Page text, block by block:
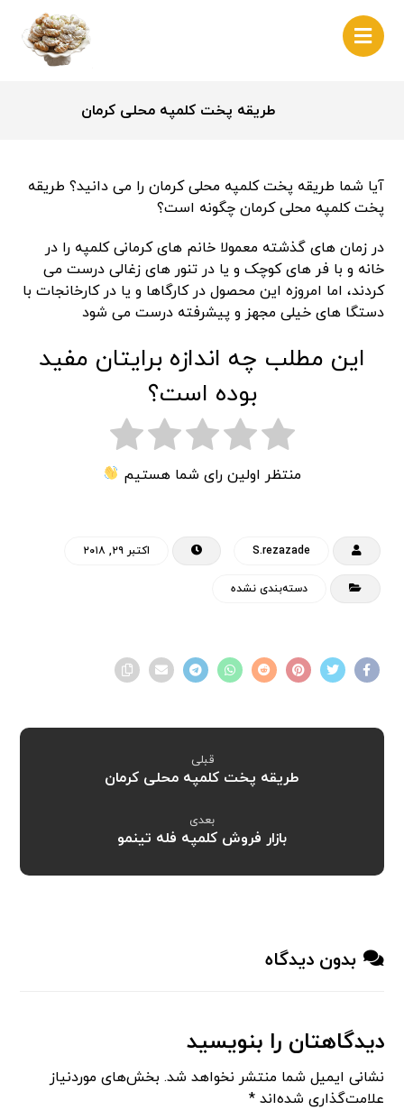
طریقه پخت کلمپه محلی کرمان
آیا شما طریقه پخت کلمپه محلی کرمان را می دانید؟ طریقه
پخت کلمپه محلی کرمان چگونه است؟
در زمان های گذشته معمولا خانم های کرمانی کلمپه را در
خانه و با فر های کوچک و یا در تنور های زغالی درست می
کردند، اما امروزه این محصول در کارگاها و یا در کارخانجات با
دستگا های خیلی مجهز و پیشرفته درست می شود
این مطلب چه اندازه برایتان مفید
بوده است؟
منتظر اولین رای شما هستیم
S.rezazade اکتبر ۲۹, ۲۰۱۸
دسته‌بندی نشده
قبلی
طریقه پخت کلمپه محلی کرمان
بعدی
بازار فروش کلمپه فله تینمو
بدون دیدگاه
دیدگاهتان را بنویسید
نشانی ایمیل شما منتشر نخواهد شد. بخش‌های موردنیاز
علامت‌گذاری شده‌اند*